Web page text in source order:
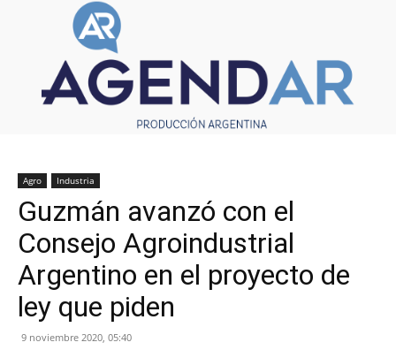
Agro Industria
Guzmán avanzó con el
Consejo Agroindustrial
Argentino en el proyecto de
ley que piden
9 noviembre 2020, 05:40